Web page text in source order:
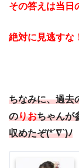
その答えは当日
絶対に見逃すな
ちなみに、過去
のりおちゃんが
収めたぞ(*´∇`)ﾉ